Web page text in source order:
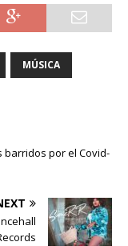
MÚSICA
barridos por el Covid-